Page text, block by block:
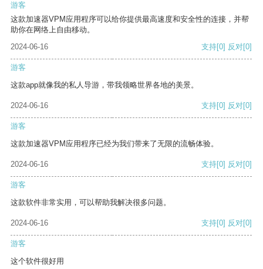
游客
这款加速器VPM应用程序可以给你提供最高速度和安全性的连接，并帮
助你在网络上自由移动。
2024-06-16
支持[0] 反对[0]
游客
这款app就像我的私人导游，带我领略世界各地的美景。
2024-06-16 支持[0] 反对[0]
游客
这款加速器VPM应用程序已经为我们带来了无限的流畅体验。
2024-06-16 支持[0] 反对[0]
游客
这款软件非常实用，可以帮助我解决很多问题。
2024-06-16 支持[0] 反对[0]
游客
这个软件很好用